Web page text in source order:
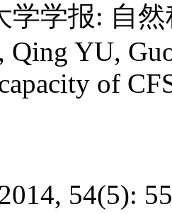
学学报: 自
Qing YU,
of
54(5):